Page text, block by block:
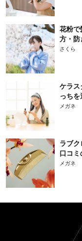
花粉で
方・防
さくら
ケラス
っちを
メガネ
ラブク
口コミ
メガネ